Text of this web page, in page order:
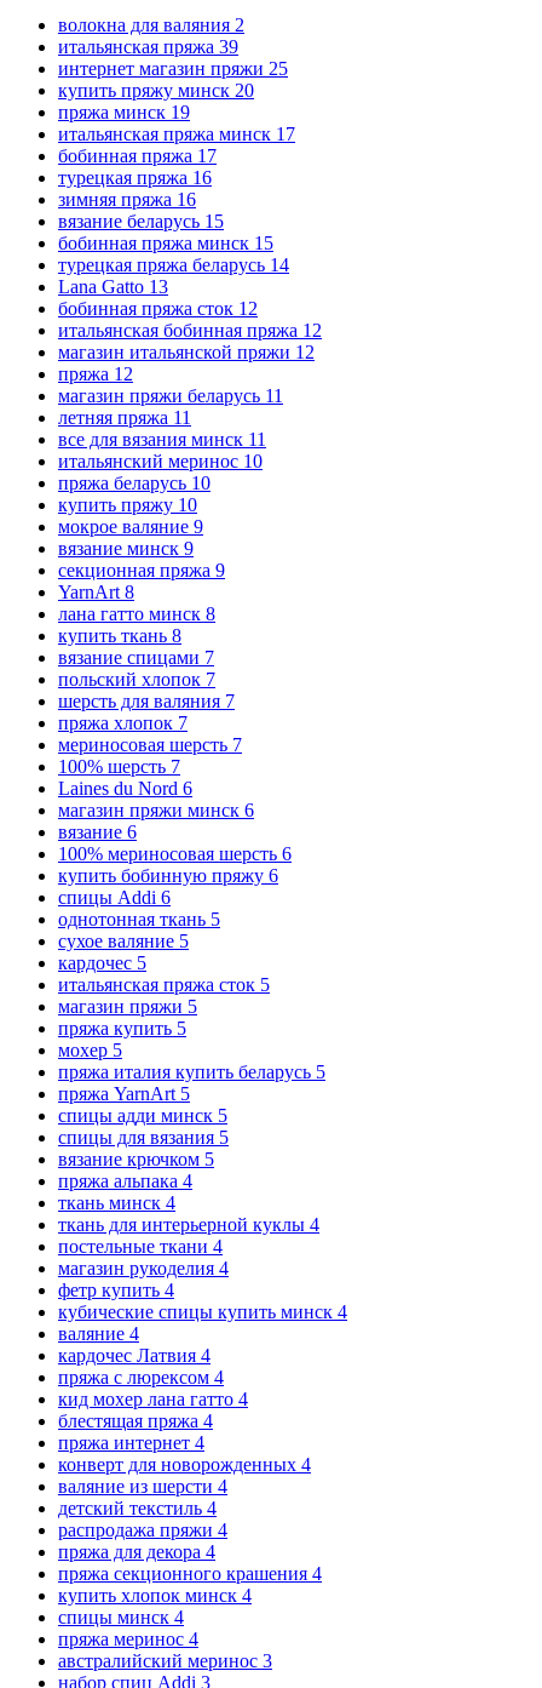
волокна для валяния 2
итальянская пряжа 39
интернет магазин пряжи 25
купить пряжу минск 20
пряжа минск 19
итальянская пряжа минск 17
бобинная пряжа 17
турецкая пряжа 16
зимняя пряжа 16
вязание беларусь 15
бобинная пряжа минск 15
турецкая пряжа беларусь 14
Lana Gatto 13
бобинная пряжа сток 12
итальянская бобинная пряжа 12
магазин итальянской пряжи 12
пряжа 12
магазин пряжи беларусь 11
летняя пряжа 11
все для вязания минск 11
итальянский меринос 10
пряжа беларусь 10
купить пряжу 10
мокрое валяние 9
вязание минск 9
секционная пряжа 9
YarnArt 8
лана гатто минск 8
купить ткань 8
вязание спицами 7
польский хлопок 7
шерсть для валяния 7
пряжа хлопок 7
мериносовая шерсть 7
100% шерсть 7
Laines du Nord 6
магазин пряжи минск 6
вязание 6
100% мериносовая шерсть 6
купить бобинную пряжу 6
спицы Addi 6
однотонная ткань 5
сухое валяние 5
кардочес 5
итальянская пряжа сток 5
магазин пряжи 5
пряжа купить 5
мохер 5
пряжа италия купить беларусь 5
пряжа YarnArt 5
спицы адди минск 5
спицы для вязания 5
вязание крючком 5
пряжа альпака 4
ткань минск 4
ткань для интерьерной куклы 4
постельные ткани 4
магазин рукоделия 4
фетр купить 4
кубические спицы купить минск 4
валяние 4
кардочес Латвия 4
пряжа с люрексом 4
кид мохер лана гатто 4
блестящая пряжа 4
пряжа интернет 4
конверт для новорожденных 4
валяние из шерсти 4
детский текстиль 4
распродажа пряжи 4
пряжа для декора 4
пряжа секционного крашения 4
купить хлопок минск 4
спицы минск 4
пряжа меринос 4
австралийский меринос 3
набор спиц Addi 3